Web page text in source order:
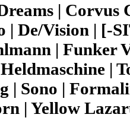
| Corvus
| De/Vision | [-
| Funker
|
| Sono |
| Yellow